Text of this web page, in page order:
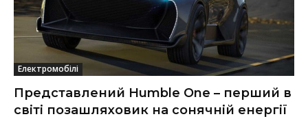
Електромобілі
Представлений Humble One – перший в
світі позашляховик на сонячній енергії